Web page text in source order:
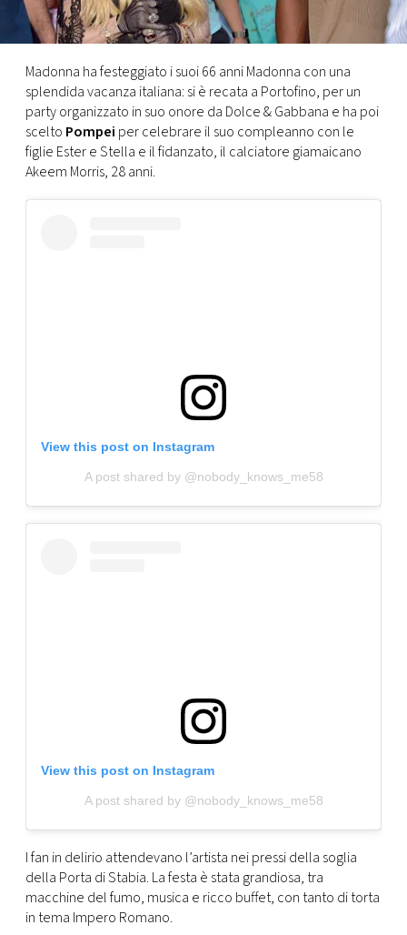
PRINCIPATO
DI
MONACO
RMC
CONSIGLIA
Madonna ha festeggiato i suoi 66 anni Madonna con una
splendida vacanza italiana: si è recata a Portofino, per un
party organizzato in suo onore da Dolce & Gabbana e ha poi
scelto Pompei per celebrare il suo compleanno con le
figlie Ester e Stella e il fidanzato, il calciatore giamaicano
Akeem Morris, 28 anni.
View this post on Instagram
A post shared by @nobody_knows_me58
View this post on Instagram
A post shared by @nobody_knows_me58
I fan in delirio attendevano l’artista nei pressi della soglia
della Porta di Stabia. La festa è stata grandiosa, tra
macchine del fumo, musica e ricco buffet, con tanto di torta
in tema Impero Romano.